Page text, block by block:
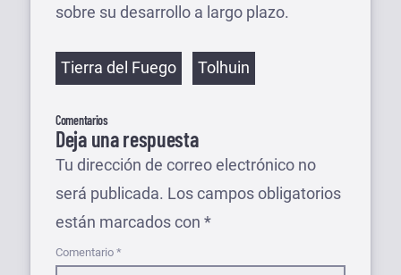
sobre su desarrollo a largo plazo.
Etiquetas
Tierra del Fuego Tolhuin
Comentarios
Deja una respuesta
Tu dirección de correo electrónico no
será publicada. Los campos obligatorios
están marcados con *
Comentario *